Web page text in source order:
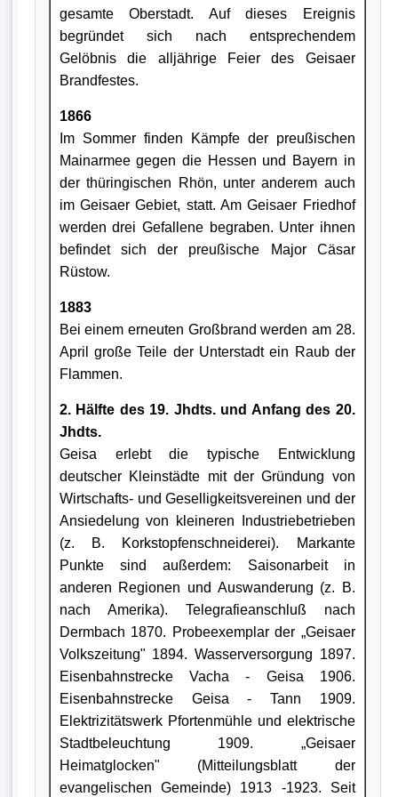
gesamte Oberstadt. Auf dieses Ereignis
begründet sich nach entsprechendem
Gelöbnis die alljährige Feier des Geisaer
Brandfestes.
1866
Im Sommer finden Kämpfe der preußischen
Mainarmee gegen die Hessen und Bayern in
der thüringischen Rhön, unter anderem auch
im Geisaer Gebiet, statt. Am Geisaer Friedhof
werden drei Gefallene begraben. Unter ihnen
befindet sich der preußische Major Cäsar
Rüstow.
1883
Bei einem erneuten Großbrand werden am 28.
April große Teile der Unterstadt ein Raub der
Flammen.
2. Hälfte des 19. Jhdts. und Anfang des 20.
Jhdts.
Geisa erlebt die typische Entwicklung
deutscher Kleinstädte mit der Gründung von
Wirtschafts- und Geselligkeitsvereinen und der
Ansiedelung von kleineren Industriebetrieben
(z. B. Kork­stopfenschneiderei). Markante
Punkte sind außerdem: Saisonarbeit in
anderen Regionen und Auswanderung (z. B.
nach Amerika). Telegrafieanschluß nach
Dermbach 1870. Probeexemplar der „Geisaer
Volkszeitung" 1894. Wasserversorgung 1897.
Eisenbahnstrecke Vacha - Geisa 1906.
Eisenbahnstrecke Geisa - Tann 1909.
Elektrizitätswerk Pfortenmühle und elektrische
Stadtbeleuchtung 1909. „Geisaer
Heimatglocken" (Mitteilungsblatt der
evangelischen Gemeinde) 1913 -1923. Seit